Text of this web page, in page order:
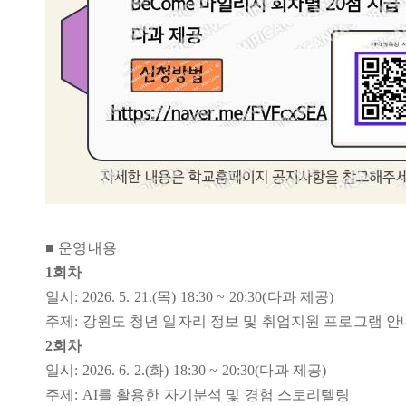
■ 운영내용
1회차
일시: 2026. 5. 21.(목) 18:30 ~ 20:30(다과 제공)
주제: 강원도 청년 일자리 정보 및 취업지원 프로그램 안
2회차
일시: 2026. 6. 2.(화) 18:30 ~ 20:30(다과 제공)
주제: AI를 활용한 자기분석 및 경험 스토리텔링